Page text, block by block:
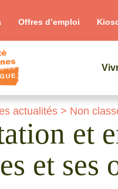
Offres d’emploi
actualités > Non
et
et ses